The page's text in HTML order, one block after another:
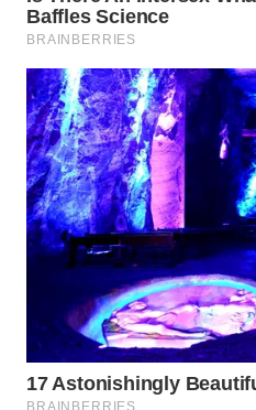
WN
PURWAKARTA
WN
PRIANGAN
TIMUR
WN
SEMARANG
SOLO
WN
BOROBUDUR